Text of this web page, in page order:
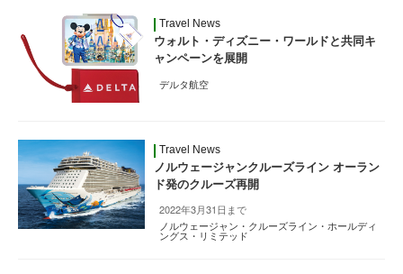
Travel News
ウォルト・ディズニー・ワールドと共同キ
ャンペーンを展開
デルタ航空
Travel News
ノルウェージャンクルーズライン オーラン
ド発のクルーズ再開
2022年3月31日まで
ノルウェージャン・クルーズライン・ホールディ
ングス・リミテッド